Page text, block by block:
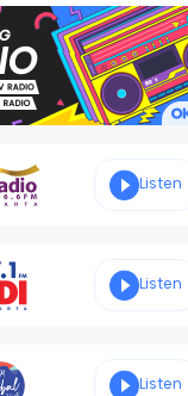
Listen
Listen
Listen